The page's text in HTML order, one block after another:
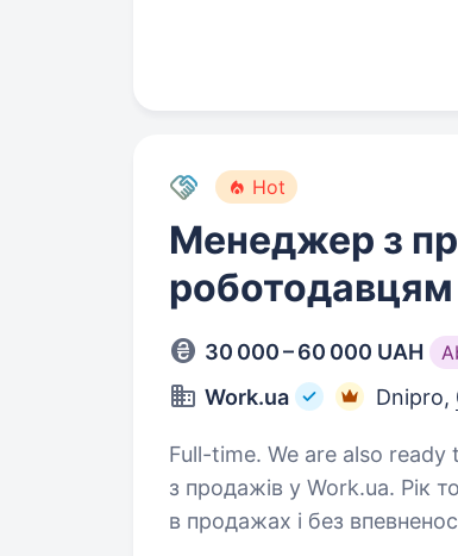
Hot
Менеджер з
роботодавцям
30 000 – 60 000 UAH
Work.ua Dnipro,
Full-time. We are also ready to hire a student.
з продажів у Work.ua. Рік
в продажах і без